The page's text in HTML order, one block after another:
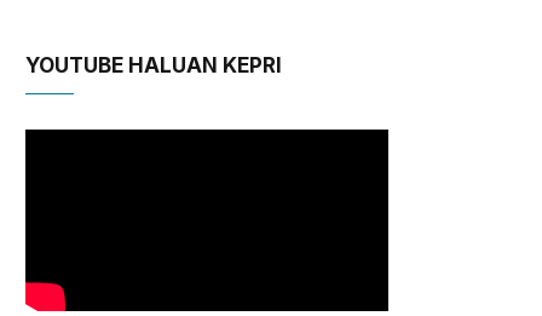
YOUTUBE HALUAN KEPRI